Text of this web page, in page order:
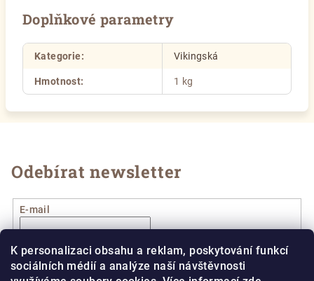
K personalizaci obsahu a reklam, poskytování funkcí
sociálních médií a analýze naší návštěvnosti
Doplňkové parametry
Kategorie: Vikingská
Hmotnost: 1 kg
Odebírat newsletter
E-mail
osobních údajů